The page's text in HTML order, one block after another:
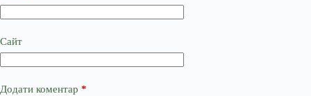
Сайт
Додати коментар *